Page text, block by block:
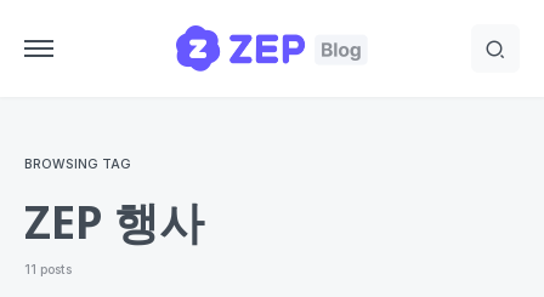
BROWSING TAG
ZEP 행사
11 posts